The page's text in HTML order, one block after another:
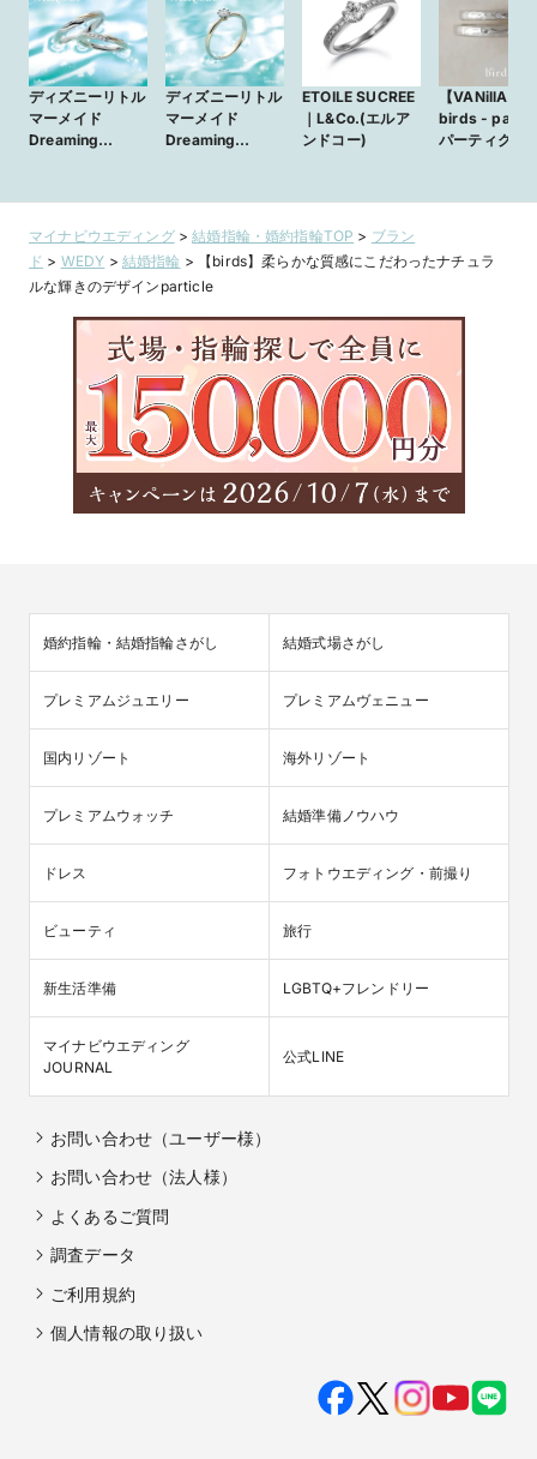
ディズニーリトル
マーメイド
Dreaming
ディズニーリトル
マーメイド
Dreaming
ETOILE SUCREE
｜L&Co.(エルア
ンドコー)
【VANillA】
birds -
パーティクル
ザイン【
マイナビウエディング>結婚指輪・婚約指輪TOP > ブラン
ド > WEDY > 結婚指輪 >
【birds】柔らかな質感にこだわったナチュラ
ルな輝きのデザインparticle
婚約指輪・結婚指輪さがし 結婚式場さがし
プレミアムジュエリー プレミアムヴェニュー
国内リゾート 海外リゾート
プレミアムウォッチ 結婚準備ノウハウ
ドレス フォトウエディング・前撮り
ビューティ 旅行
新生活準備 LGBTQ+フレンドリー
マイナビウエディング
JOURNAL
公式LINE
お問い合わせ（ユーザー様）
お問い合わせ（法人様）
よくあるご質問
調査データ
ご利用規約
個人情報の取り扱い